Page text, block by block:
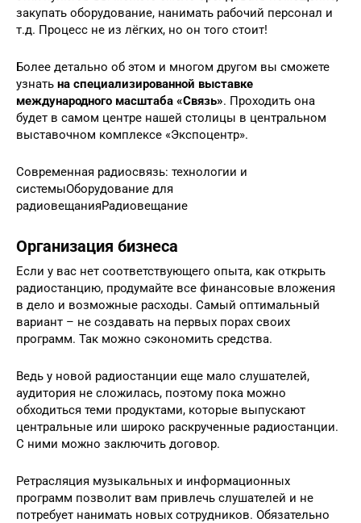
закупать оборудование, нанимать рабочий персонал и
т.д. Процесс не из лёгких, но он того стоит!
Более детально об этом и многом другом вы сможете
узнать на специализированной выставке
международного масштаба «Связь». Проходить она
будет в самом центре нашей столицы в центральном
выставочном комплексе «Экспоцентр».
Современная радиосвязь: технологии и
системыОборудование для
радиовещанияРадиовещание
Организация бизнеса
Если у вас нет соответствующего опыта, как открыть
радиостанцию, продумайте все финансовые вложения
в дело и возможные расходы. Самый оптимальный
вариант – не создавать на первых порах своих
программ. Так можно сэкономить средства.
Ведь у новой радиостанции еще мало слушателей,
аудитория не сложилась, поэтому пока можно
обходиться теми продуктами, которые выпускают
центральные или широко раскрученные радиостанции.
С ними можно заключить договор.
Ретрасляция музыкальных и информационных
программ позволит вам привлечь слушателей и не
потребует нанимать новых сотрудников. Обязательно